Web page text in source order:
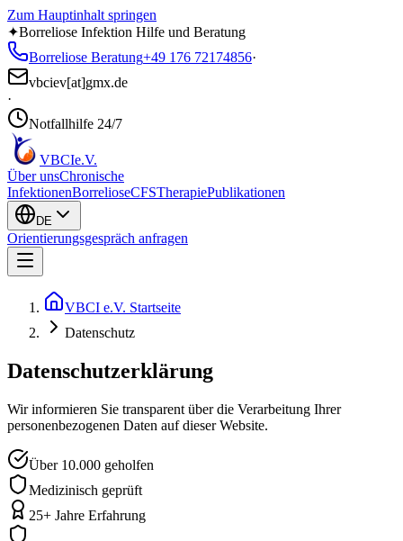
Zum Hauptinhalt springen
✦Borreliose Infektion Hilfe und Beratung
Borreliose Beratung+49 176 72174856·
vbciev[at]gmx.de
·
Notfallhilfe 24/7
VBCIe.V.
Über unsChronische
InfektionenBorrelioseCFSTherapiePublikationen
DE
Orientierungsgespräch anfragen
VBCI e.V. Startseite
Datenschutz
Datenschutzerklärung
Wir informieren Sie transparent über die Verarbeitung Ihrer
personenbezogenen Daten auf dieser Website.
Über 10.000 geholfen
Medizinisch geprüft
25+ Jahre Erfahrung